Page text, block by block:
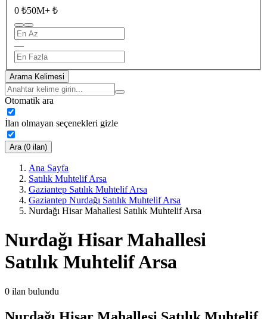
0 ₺50M+ ₺
—
Arama Kelimesi
Otomatik ara
İlan olmayan seçenekleri gizle
Ara (0 ilan)
Ana Sayfa
Satılık Muhtelif Arsa
Gaziantep Satılık Muhtelif Arsa
Gaziantep Nurdağı Satılık Muhtelif Arsa
Nurdağı Hisar Mahallesi Satılık Muhtelif Arsa
Nurdağı Hisar Mahallesi
Satılık Muhtelif Arsa
0 ilan bulundu